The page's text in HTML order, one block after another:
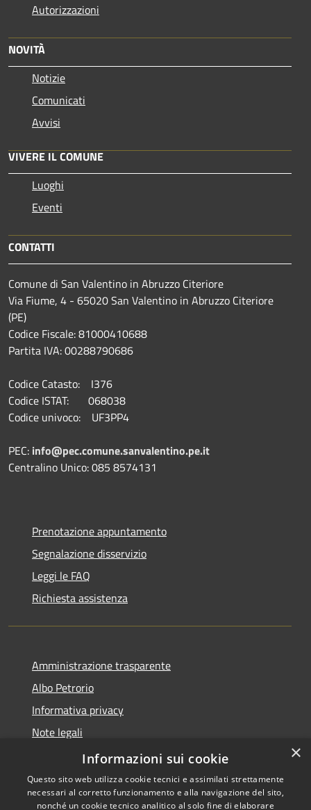
Autorizzazioni
NOVITÀ
Notizie
Comunicati
Avvisi
VIVERE IL COMUNE
Luoghi
Eventi
CONTATTI
Comune di San Valentino in Abruzzo Citeriore
Via Fiume, 4 - 65020 San Valentino in Abruzzo Citeriore
(PE)
Codice Fiscale: 81000410688
Partita IVA: 00288790686
Codice Catasto: I376
Codice ISTAT: 068038
Codice univoco: UF3PP4
PEC: info@pec.comune.sanvalentino.pe.it
Centralino Unico: 085 8574131
Prenotazione appuntamento
Segnalazione disservizio
Leggi le FAQ
Richiesta assistenza
Amministrazione trasparente
Albo Petrorio
Informativa privacy
Note legali
Dichiarazione di accessibilità
×
Informazioni sui cookie
Questo sito web utilizza cookie tecnici e assimilati strettamente
necessari al corretto funzionamento e alla navigazione del sito,
nonché un cookie tecnico analitico al solo fine di elaborare